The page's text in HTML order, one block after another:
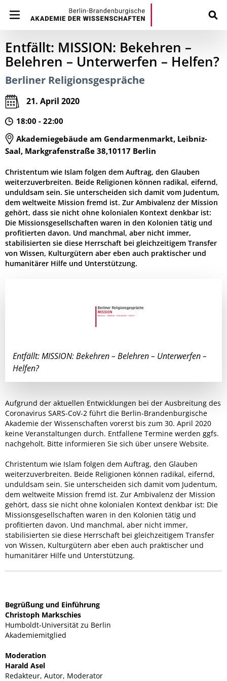
Entfällt: MISSION: Bekehren –
Belehren – Unterwerfen – Helfen?
Berliner Religionsgespräche
21. April 2020
18:00 - 22:00
Akademiegebäude am Gendarmenmarkt, Leibniz-
Saal, Markgrafenstraße 38,10117 Berlin
Christentum wie Islam folgen dem Auftrag, den Glauben
weiterzuverbreiten. Beide Religionen können radikal, eifernd,
unduldsam sein. Sie unterscheiden sich damit vom Judentum,
dem weltweite Mission fremd ist. Zur Ambivalenz der Mission
gehört, dass sie nicht ohne kolonialen Kontext denkbar ist:
Die Missionsgesellschaften waren in den Kolonien tätig und
profitierten davon. Und manchmal, aber nicht immer,
stabilisierten sie diese Herrschaft bei gleichzeitigem Transfer
von Wissen, Kulturgütern aber eben auch praktischer und
humanitärer Hilfe und Unterstützung.
Entfällt: MISSION: Bekehren – Belehren – Unterwerfen –
Helfen?
Aufgrund der aktuellen Entwicklungen bei der Ausbreitung des
Coronavirus SARS-CoV-2 führt die Berlin-Brandenburgische
Akademie der Wissenschaften vorerst bis zum 30. April 2020
keine Veranstaltungen durch. Entfallene Termine werden ggfs.
nachgeholt. Bitte informieren Sie sich über unsere Website.
Christentum wie Islam folgen dem Auftrag, den Glauben
weiterzuverbreiten. Beide Religionen können radikal, eifernd,
unduldsam sein. Sie unterscheiden sich damit vom Judentum,
dem weltweite Mission fremd ist. Zur Ambivalenz der Mission
gehört, dass sie nicht ohne kolonialen Kontext denkbar ist: Die
Missionsgesellschaften waren in den Kolonien tätig und
profitierten davon. Und manchmal, aber nicht immer,
stabilisierten sie diese Herrschaft bei gleichzeitigem Transfer
von Wissen, Kulturgütern aber eben auch praktischer und
humanitärer Hilfe und Unterstützung.
Begrüßung und Einführung
Christoph Markschies
Humboldt-Universität zu Berlin
Akademiemitglied
Moderation
Harald Asel
Redakteur, Autor, Moderator